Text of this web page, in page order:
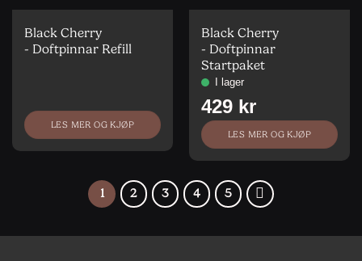
Black Cherry
- Doftpinnar Refill
LES MER OG KJØP
Black Cherry
- Doftpinnar
Startpaket
LES MER OG KJØP
1 2 3 4 5